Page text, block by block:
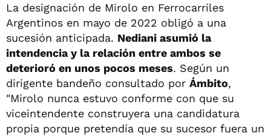
La designación de Mirolo en Ferrocarriles
Argentinos en mayo de 2022 obligó a una
sucesión anticipada. Nediani asumió la
intendencia y la relación entre ambos se
deterioró en unos pocos meses. Según un
dirigente bandeño consultado por Ámbito,
"Mirolo nunca estuvo conforme con que su
viceintendente construyera una candidatura
propia porque pretendía que su sucesor fuera un